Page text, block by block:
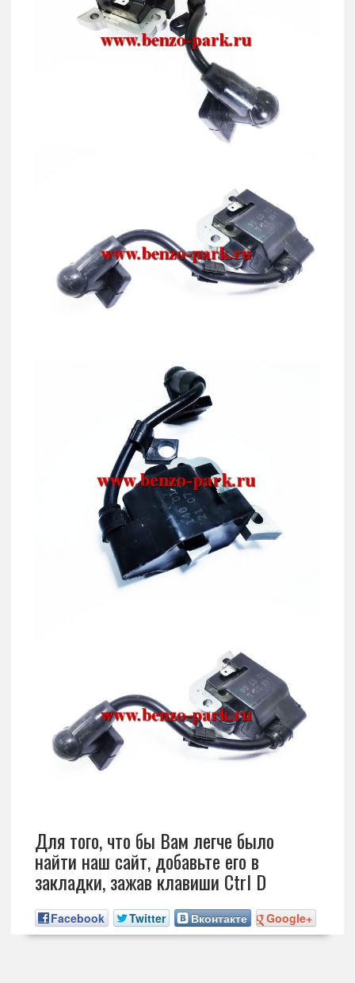
Для того, что бы Вам легче было
найти наш сайт, добавьте его в
закладки, зажав клавиши Ctrl D
Facebook Twitter Вконтакте Google+